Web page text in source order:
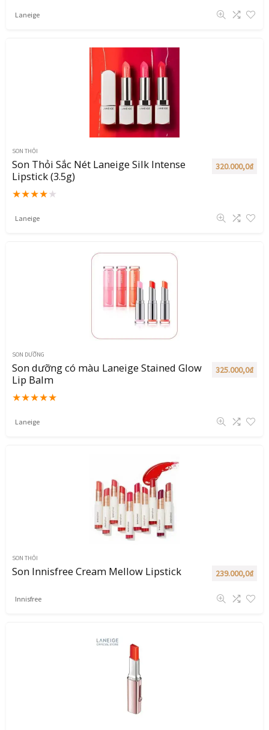
Laneige
SON THỎI
Son Thỏi Sắc Nét Laneige Silk Intense
Lipstick (3.5g)
★★★★★
320.000,0₫
Laneige
SON DƯỠNG
Son dưỡng có màu Laneige Stained Glow
Lip Balm
★★★★★
325.000,0₫
Laneige
SON THỎI
Son Innisfree Cream Mellow Lipstick 239.000,0₫
Innisfree